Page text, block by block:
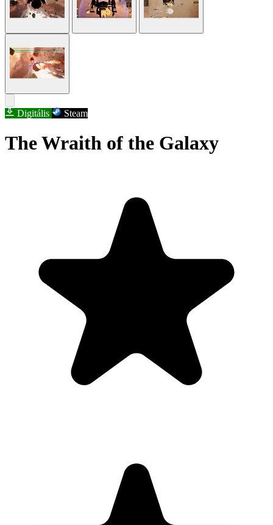
Digitális Steam
The Wraith of the Galaxy